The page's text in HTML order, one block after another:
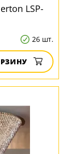
LSP-
26 шт.